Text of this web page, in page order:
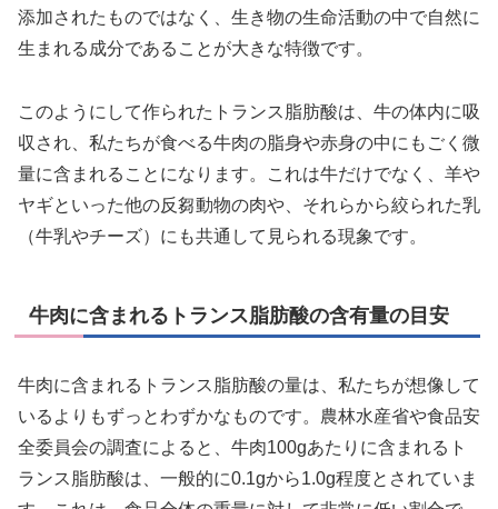
添加されたものではなく、生き物の生命活動の中で自然に
生まれる成分であることが大きな特徴です。
このようにして作られたトランス脂肪酸は、牛の体内に吸
収され、私たちが食べる牛肉の脂身や赤身の中にもごく微
量に含まれることになります。これは牛だけでなく、羊や
ヤギといった他の反芻動物の肉や、それらから絞られた乳
（牛乳やチーズ）にも共通して見られる現象です。
牛肉に含まれるトランス脂肪酸の含有量の目安
牛肉に含まれるトランス脂肪酸の量は、私たちが想像して
いるよりもずっとわずかなものです。農林水産省や食品安
全委員会の調査によると、牛肉100gあたりに含まれるト
ランス脂肪酸は、一般的に0.1gから1.0g程度とされていま